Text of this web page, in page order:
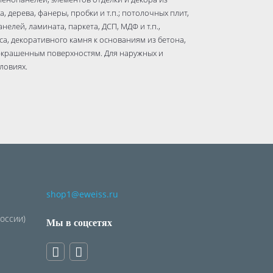
дерева, фанеры, пробки и т.п.; потолочных плит,
ламината, паркета, ДСП, МДФ и т.п.,
декоративного камня к основаниям из бетона,
поверхностям. Для наружных и
от 160 - 180 г/м² (сплошной линией)
поверхнос
shop1@eweiss.ru
Мы в соцсетях